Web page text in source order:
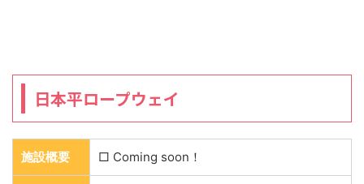
日本平ロープウェイ
施設概要 □ Coming soon！